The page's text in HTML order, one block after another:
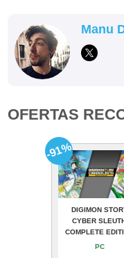
Manu
OFERTAS
DIGIMON
CYBER
COMPLETE
PC
-91%